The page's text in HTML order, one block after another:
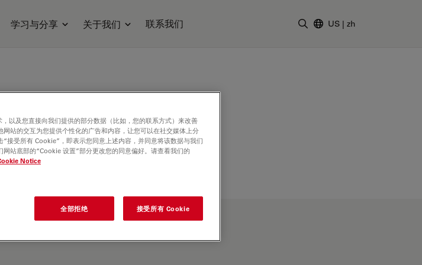
学习与分享 关于我们 联系我们 US | zh
以及您直接向我们提供的部分数据（比如，您的联系方式）来改善
站的交互为您提供个性化的广告和内容，让您可以在社交媒体上分
接受所有 Cookie”，即表示您同意上述内容，并同意将该数据与我们
站底部的“Cookie 设置”部分更改您的同意偏好。请查看我们的
Notice
全部拒绝 接受所有 Cookie